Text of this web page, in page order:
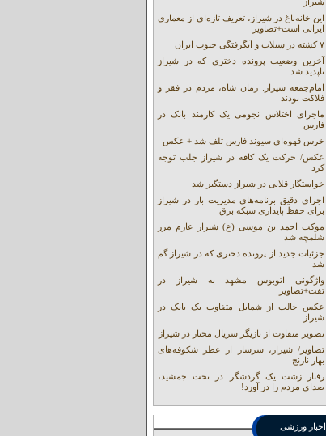
این خانه‌باغ در شیراز، تعریف تازه‌ای از معماری
ایرانی است+تصاویر
۷ کشته در سیلاب و آبگرفتگی جنوب ایران
آخرین وضعیت پرونده دختری که در شیراز
ناپدید شد
امام‌جمعه شیراز: زمان شاه، مردم در فقر و
فلاکت بودند
ماجرای اختلاس نجومی یک کارمند بانک در
فارس
خرس قهوه‌ای سیوند فارس تلف شد + عکس
عکس/ حرکت یک کافه در شیراز جلب توجه
کرد
خواستگار قلابی در شیراز دستگیر شد
اجرای دقیق برنامه‌های مدیریت بار در شیراز
برای حفظ پایداری شبکه برق
موکب احمد بن موسی (ع) شیراز عازم مرز
شلمچه شد
جزئیات جدید از پرونده دختری که در شیراز گم
شد
واژگونی اتوبوس مشهد به شیراز در
تفت+تصاویر
عکس جالب از شمایل متفاوت یک بانک در
شیراز
تصویر متفاوت از بازیگر سریال مختار در شیراز
تصاویر/ شیراز، سرشار از عطر شکوفه‌های
بهار نارنج
رفتار زشت یک گردشگر در تخت جمشید،
صدای مردم را در آورد!
اخبار ورزشی